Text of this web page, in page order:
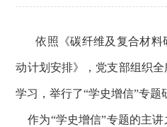
依照《碳纤维及复合材
动计划安排》，党支部组织
学习，举行了“学史增信”专题
作为“学史增信”专题的主